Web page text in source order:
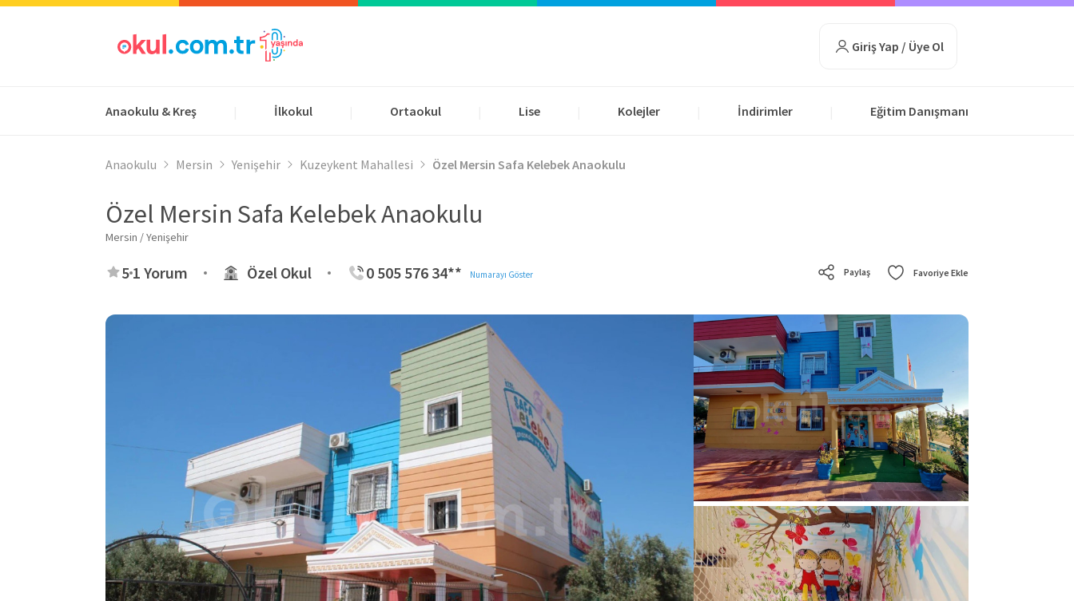
Giriş Yap / Üye Ol
Anaokulu & Kreş İlkokul Ortaokul Lise Kolejler İndirimler Eğitim Danışmanı
Anaokulu Mersin Yenişehir Kuzeykent Mahallesi Özel Mersin Safa Kelebek Anaokulu
Özel Mersin Safa Kelebek Anaokulu
Mersin / Yenişehir
Favoriye Ekle
Paylaş
5 1 Yorum Özel Okul 0 505 576 34** Numarayı Göster